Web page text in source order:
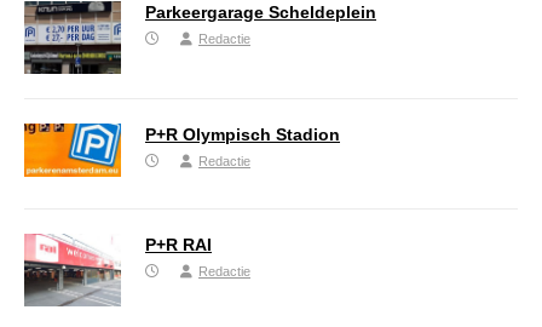
Parkeergarage Scheldeplein
Redactie
P+R Olympisch Stadion
Redactie
P+R RAI
Redactie